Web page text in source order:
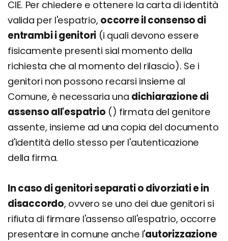
CIE. Per chiedere e ottenere la carta di identità
valida per l'espatrio, occorre il consenso di
entrambi i genitori (i quali devono essere
fisicamente presenti sial momento della
richiesta che al momento del rilascio). Se i
genitori non possono recarsi insieme al
Comune, è necessaria una dichiarazione di
assenso all'espatrio () firmata del genitore
assente, insieme ad una copia del documento
d'identità dello stesso per l'autenticazione
della firma.
In caso di genitori separati o divorziati e in
disaccordo, ovvero se uno dei due genitori si
rifiuta di firmare l'assenso all'espatrio, occorre
presentare in comune anche l'autorizzazione